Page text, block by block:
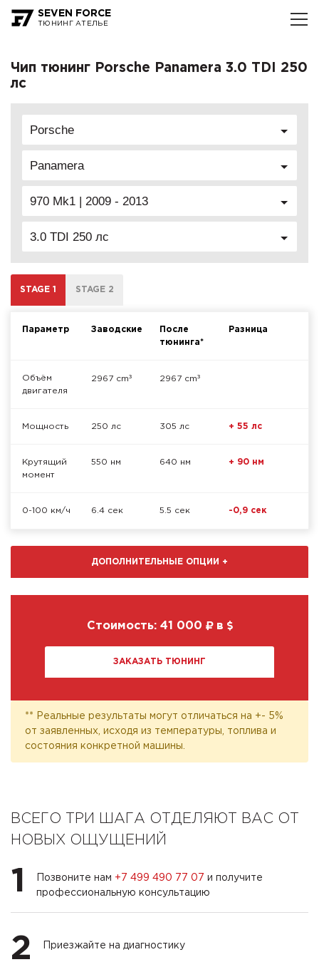
SEVEN FORCE
ТЮНИНГ АТЕЛЬЕ
Чип тюнинг Porsche Panamera 3.0 TDI 250
лс
Porsche
Panamera
970 Mk1 | 2009 - 2013
3.0 TDI 250 лс
STAGE 1 STAGE 2
Параметр Заводские
После
тюнинга*
Разница
Объём
двигателя
2967 cm³ 2967 cm³
Мощность 250 лс 305 лс + 55 лс
Крутящий
момент
550 нм 640 нм + 90 нм
0-100 км/ч 6.4 сек 5.5 сек -0,9 сек
ДОПОЛНИТЕЛЬНЫЕ ОПЦИИ +
Стоимость: 41 000 в
ЗАКАЗАТЬ ТЮНИНГ
** Реальные результаты могут отличаться на +- 5%
от заявленных, исходя из температуры, топлива и
состояния конкретной машины.
ВСЕГО ТРИ ШАГА ОТДЕЛЯЮТ ВАС ОТ
НОВЫХ ОЩУЩЕНИЙ
1 Позвоните нам +7 499 490 77 07 и получите
профессиональную консультацию
2 Приезжайте на диагностику